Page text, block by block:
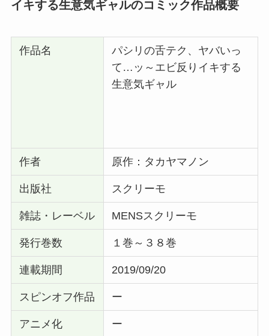
イキする生意気ギャルのコミック作品概要
作品名
パシリの舌テク、ヤバいっ
て…ッ～エビ反りイキする
生意気ギャル
作者 原作：タカヤマノン
出版社 スクリーモ
雑誌・レーベル MENSスクリーモ
発行巻数 １巻～３８巻
連載期間 2019/09/20
スピンオフ作品 ー
アニメ化 ー